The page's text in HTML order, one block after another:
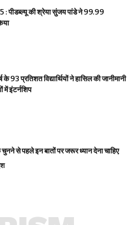
पीडब्ल्यू की श्रेया सुंजय पांडे ने 99.99
93 प्रतिशत विद्यार्थियों ने हासिल की जानीमानी
में इंटर्नशिप
चुनने से पहले इन बातों पर जरूर ध्यान देना चाहिए